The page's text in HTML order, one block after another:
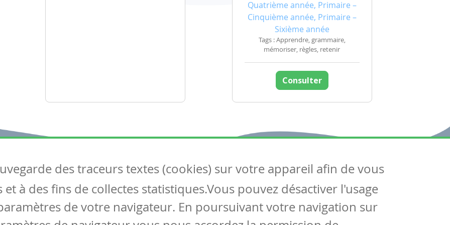
Quatrième année, Primaire –
Cinquième année, Primaire –
Sixième année
Tags : Apprendre, grammaire,
mémoriser, règles, retenir
Consulter
Articles
Tous les articles
Articles DYS
Suivez-nous
Contactez-nous
Soutien scolaire
des traceurs textes (cookies) sur votre appareil afin de vous
à des fins de collectes statistiques.Vous pouvez désactiver l'usage
de votre navigateur. En poursuivant votre navigation sur